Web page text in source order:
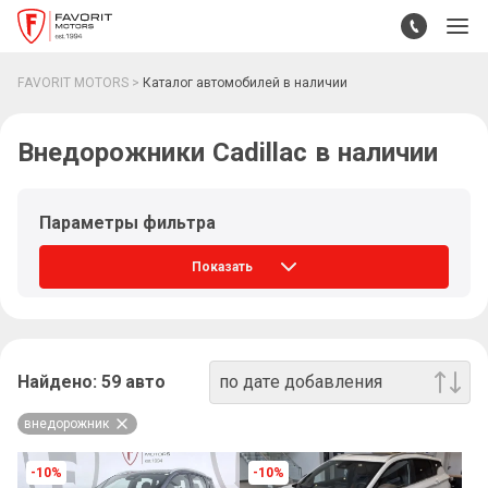
FAVORIT MOTORS Каталог автомобилей в наличии
Внедорожники Cadillac в наличии
Параметры фильтра
Показать
Найдено: 59 авто по дате добавления
внедорожник
-10% -10%